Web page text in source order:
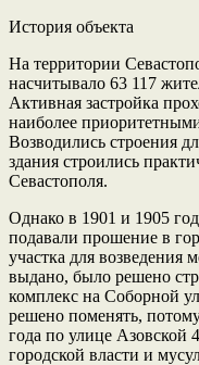
История объекта
На территории
насчитывало 63 117
Активная застройка
наиболее
Возводились строения
здания строились
Севастополя.
Однако в 1901 и 1905
подавали прошение в
участка для возведения
выдано, было решено
комплекс на Соборной
решено поменять,
года по улице Азовской
городской власти и